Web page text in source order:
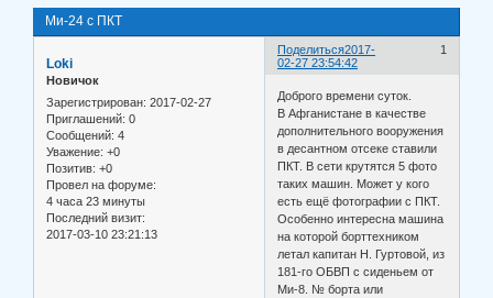
Ми-24 с ПКТ
Поделиться 1
2017-
02-27 23:54:42
Loki
Новичок
Зарегистрирован: 2017-02-27
Приглашений: 0
Сообщений: 4
Уважение: +0
Позитив: +0
Провел на форуме:
4 часа 23 минуты
Последний визит:
2017-03-10 23:21:13
Доброго времени суток.
В Афганистане в качестве
дополнительного вооружения
в десантном отсеке ставили
ПКТ. В сети крутятся 5 фото
таких машин. Может у кого
есть ещё фотографии с ПКТ.
Особенно интересна машина
на которой борттехником
летал капитан Н. Гуртовой, из
181-го ОБВП с сиденьем от
Ми-8. № борта или